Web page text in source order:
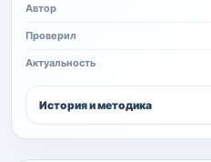
Автор
Проверил
Актуальность
История и методика